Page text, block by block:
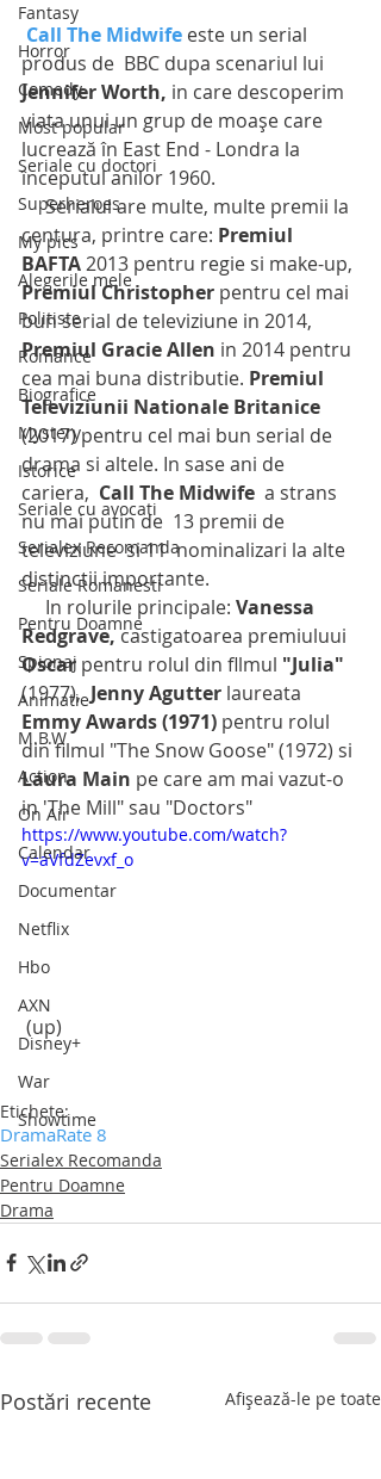
Fantasy
Horror
Comedy
Most popular
Seriale cu doctori
Superheroes
My pics
Alegerile mele
Politiste
Romance
Biografice
Mystery
Istorice
Seriale cu avocati
Serialex Recomanda
Seriale Romanesti
Pentru Doamne
Spionaj
Animatie
M.B.W
Action
On Air
Calendar
Documentar
Netflix
Hbo
AXN
Disney+
War
Showtime
Call The Midwife este un serial
produs de  BBC dupa scenariul lui
Jennifer Worth, in care descoperim
viata unui un grup de moașe care
lucrează în East End - Londra la
începutul anilor 1960.
     Serialul are multe, multe premii la
centura, printre care: Premiul
BAFTA 2013 pentru regie si make-up,
Premiul Christopher pentru cel mai
bun serial de televiziune in 2014,
Premiul Gracie Allen in 2014 pentru
cea mai buna distributie. Premiul
Televiziunii Nationale Britanice
(2017) pentru cel mai bun serial de
drama si altele. In sase ani de
cariera, Call The Midwife
  a strans
nu mai putin de  13 premii de
televiziune  si 11  nominalizari la alte
distinctii importante.
     In rolurile principale:
Vanessa
Redgrave, castigatoarea premiuluui
Oscar pentru rolul din fllmul "Julia"
(1977), Jenny Agutter laureata
Emmy Awards (1971) pentru rolul
din filmul "The Snow Goose" (1972) si
Laura Main pe care am mai vazut-o
in 'The Mill" sau "Doctors"
https://www.youtube.com/watch?
v=aVfdZevxf_o
(up)
Etichete:
DramaRate 8
Serialex Recomanda
Pentru Doamne
Drama
Postări recente Afișează-le pe toate